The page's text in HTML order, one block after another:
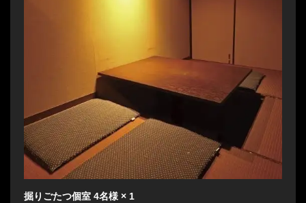
掘りごたつ個室 4名様 × 1